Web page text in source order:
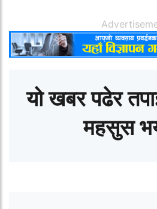
यो खबर पढेर
महसुस